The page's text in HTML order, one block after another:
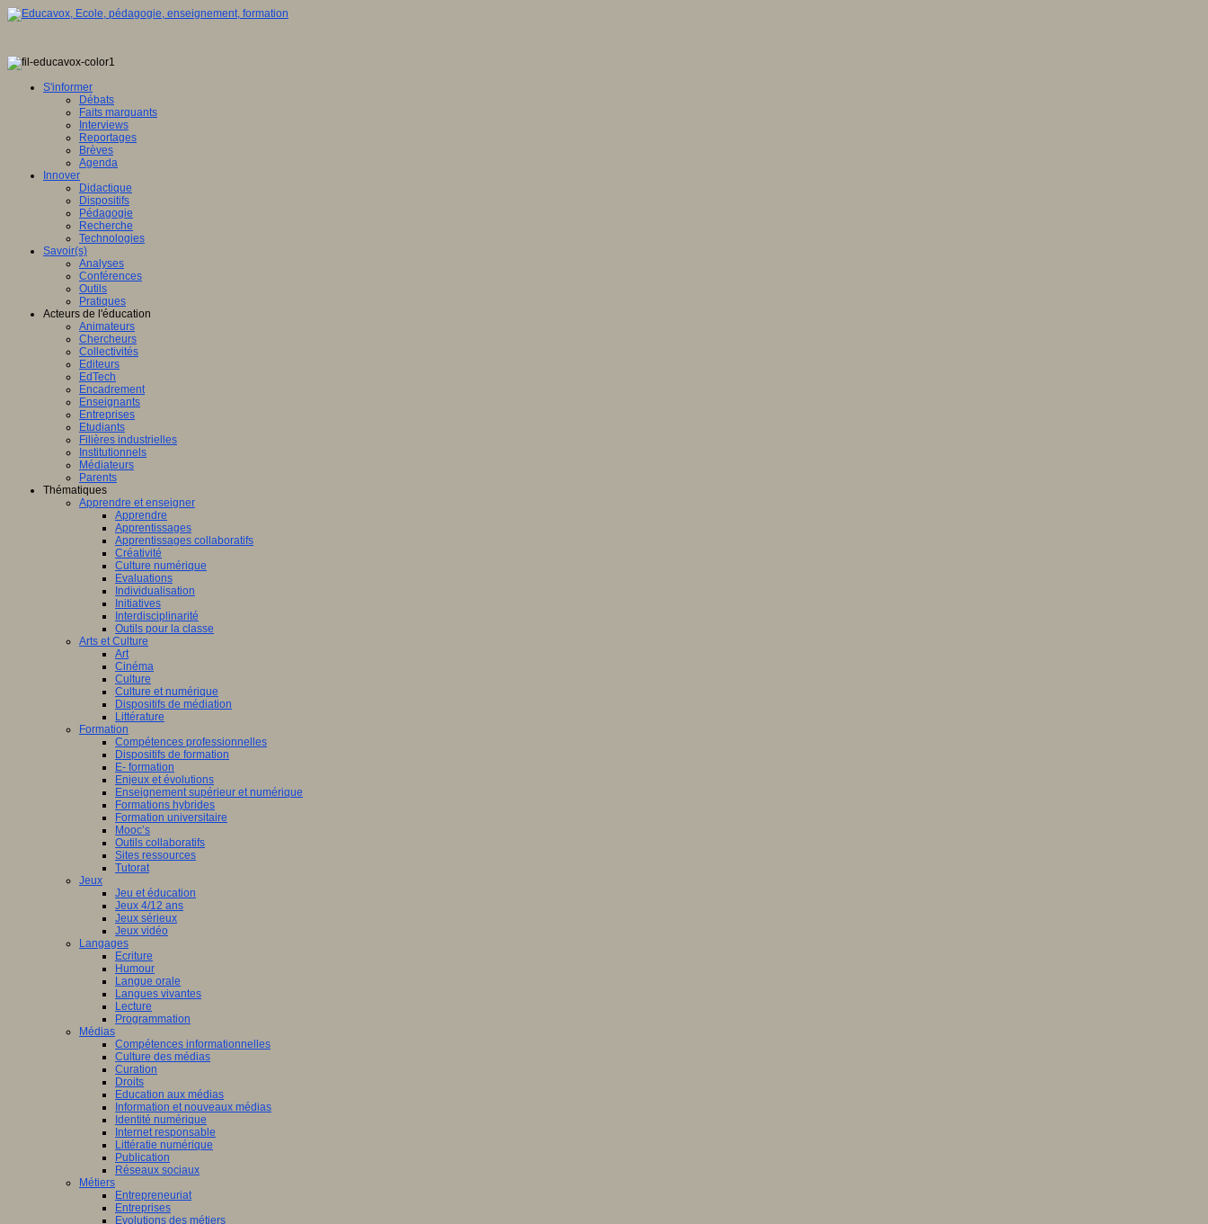
S'informer
Débats
Faits marquants
Interviews
Reportages
Brèves
Agenda
Innover
Didactique
Dispositifs
Pédagogie
Recherche
Technologies
Savoir(s)
Analyses
Conférences
Outils
Pratiques
Acteurs de l'éducation
Animateurs
Chercheurs
Collectivités
Editeurs
EdTech
Encadrement
Enseignants
Entreprises
Etudiants
Filières industrielles
Institutionnels
Médiateurs
Parents
Thématiques
Apprendre et enseigner
Apprendre
Apprentissages
Apprentissages collaboratifs
Créativité
Culture numérique
Evaluations
Individualisation
Initiatives
Interdisciplinarité
Outils pour la classe
Arts et Culture
Art
Cinéma
Culture
Culture et numérique
Dispositifs de médiation
Littérature
Formation
Compétences professionnelles
Dispositifs de formation
E- formation
Enjeux et évolutions
Enseignement supérieur et numérique
Formations hybrides
Formation universitaire
Mooc’s
Outils collaboratifs
Sites ressources
Tutorat
Jeux
Jeu et éducation
Jeux 4/12 ans
Jeux sérieux
Jeux vidéo
Langages
Ecriture
Humour
Langue orale
Langues vivantes
Lecture
Programmation
Médias
Compétences informationnelles
Culture des médias
Curation
Droits
Education aux médias
Information et nouveaux médias
Identité numérique
Internet responsable
Littératie numérique
Publication
Réseaux sociaux
Métiers
Entrepreneuriat
Entreprises
Evolutions des métiers